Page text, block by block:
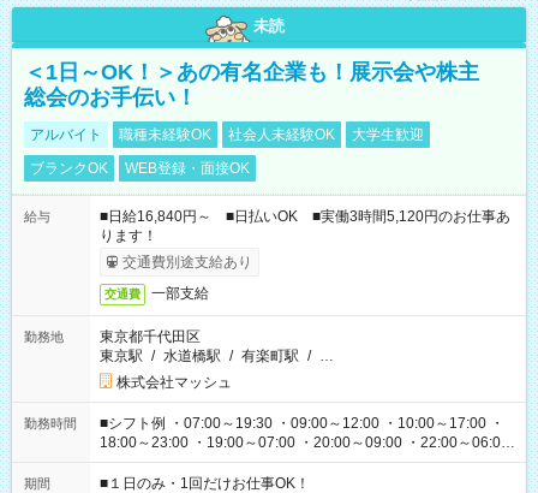
未読
＜1日～OK！＞あの有名企業も！展示会や株主
総会のお手伝い！
アルバイト 職種未経験OK 社会人未経験OK
大学生歓迎
ブランクOK
WEB登録・面接OK
給与
■日給16,840円～ ■日払いOK ■実働3時間5,120円のお仕事あ
ります！
交通費別途支給あり
交通費 一部支給
勤務地
東京都千代田区
東京駅 / 水道橋駅 / 有楽町駅 / …
株式会社マッシュ
勤務時間
■シフト例 ・07:00～19:30 ・09:00～12:00 ・10:00～17:00 ・
18:00～23:00 ・19:00～07:00 ・20:00～09:00 ・22:00～06:00
etc ★最短で3時間で5,120円のお仕事から 15時間で2万円近く稼
げるお仕事も！ ご希望のお時間に合わせてご紹介！ ※シフトは
期間 ■１日のみ・1回だけお仕事OK！